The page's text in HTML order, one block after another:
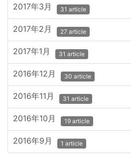
2017年3月 31 article
2017年2月 27 article
2017年1月 31 article
2016年12月 30 article
2016年11月 31 article
2016年10月 19 article
2016年9月 1 article